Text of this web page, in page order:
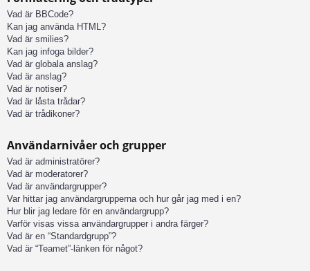
Vad är BBCode?
Kan jag använda HTML?
Vad är smilies?
Kan jag infoga bilder?
Vad är globala anslag?
Vad är anslag?
Vad är notiser?
Vad är låsta trådar?
Vad är trådikoner?
Användarnivåer och grupper
Vad är administratörer?
Vad är moderatorer?
Vad är användargrupper?
Var hittar jag användargrupperna och hur går jag med i en?
Hur blir jag ledare för en användargrupp?
Varför visas vissa användargrupper i andra färger?
Vad är en “Standardgrupp”?
Vad är “Teamet”-länken för något?